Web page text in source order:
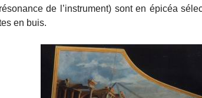
de l’instrument) sont en épicéa
en buis.